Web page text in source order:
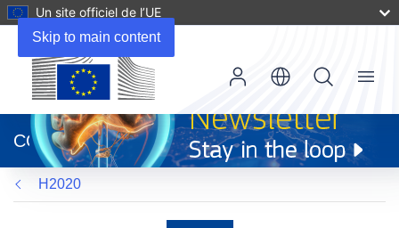
Skip to main content
Un site officiel de l’UE
dans
une
nouvelle
fenêtre)
CORDIS
Menu
H2020